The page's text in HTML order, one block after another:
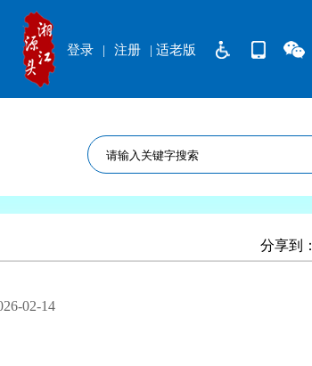
| 适老版
登录 | 注册
分享到：
02-14